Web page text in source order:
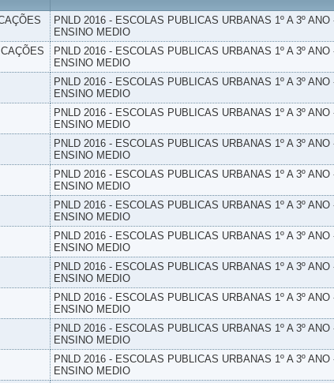
PNLD 2016 - ESCOLAS PUBLICAS URBANAS 1º A 3º ANO
ENSINO MEDIO
PNLD 2016 - ESCOLAS PUBLICAS URBANAS 1º A 3º ANO
ENSINO MEDIO
PNLD 2016 - ESCOLAS PUBLICAS URBANAS 1º A 3º ANO
ENSINO MEDIO
PNLD 2016 - ESCOLAS PUBLICAS URBANAS 1º A 3º ANO
ENSINO MEDIO
PNLD 2016 - ESCOLAS PUBLICAS URBANAS 1º A 3º ANO
ENSINO MEDIO
PNLD 2016 - ESCOLAS PUBLICAS URBANAS 1º A 3º ANO
ENSINO MEDIO
PNLD 2016 - ESCOLAS PUBLICAS URBANAS 1º A 3º ANO
ENSINO MEDIO
PNLD 2016 - ESCOLAS PUBLICAS URBANAS 1º A 3º ANO
ENSINO MEDIO
PNLD 2016 - ESCOLAS PUBLICAS URBANAS 1º A 3º ANO
ENSINO MEDIO
PNLD 2016 - ESCOLAS PUBLICAS URBANAS 1º A 3º ANO
ENSINO MEDIO
PNLD 2016 - ESCOLAS PUBLICAS URBANAS 1º A 3º ANO
ENSINO MEDIO
PNLD 2016 - ESCOLAS PUBLICAS URBANAS 1º A 3º ANO
ENSINO MEDIO